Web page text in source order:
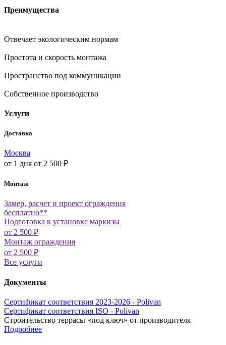
Преимущества
Отвечает экологическим нормам
Простота и скорость монтажа
Пространство под коммуникации
Собственное производство
Услуги
Доставка
Москва
от 1 дня от 2 500 ₽
Монтаж
Замер, расчет и проект ограждения
бесплатно**
Подготовка к установке маркизы
от 2 500 ₽
Монтаж ограждения
от 2 500 ₽
Все услуги
Документы
Сертификат соответствия 2023-2026 - Polivan
Сертификат соответствия ISO - Polivan
Строительство террасы «под ключ» от производителя
Подробнее